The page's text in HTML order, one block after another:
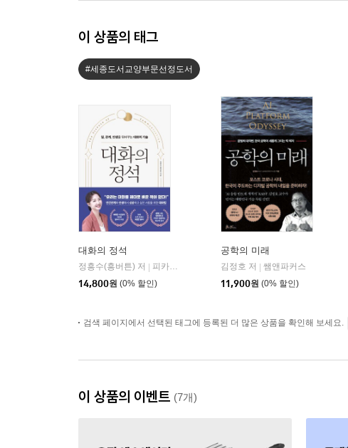
이 상품의 태그
#세종도서교양부문선정도서
대화의 정석
정흥수(흥버튼) 저 | 피카(FIKA)
14,800원 (0% 할인)
공학의 미래
김정호 저 | 쌤앤파커스
11,900원 (0% 할인)
검색 페이지에서 선택된 태그에 등록된 더 많은 상품을 확인해 보세요.
이 상품의 이벤트 (7개)